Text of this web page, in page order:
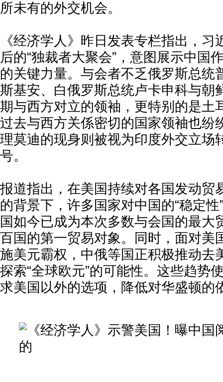
所未有的外交机会。
《经济学人》昨日发表专栏指出，
后的“独裁者大聚会”，意图展示中国
的关键力量。与会者不乏俄罗斯总统
斯基安、白俄罗斯总统卢卡申科与朝
期与西方对立的领袖，更特别的是土
过去与西方关係密切的国家领袖也纷
理莫迪的现身则被视为印度外交立场
号。
报道指出，在美国持续对各国发动贸
的背景下，许多国家对中国的“稳定
国如今已成为本次多数与会国的最大
百国的第一贸易对象。同时，面对美
施美元霸权，中俄等国正积极推动去
探索“全球欧元”的可能性。这些趋势
求美国以外的选项，降低对华盛顿的